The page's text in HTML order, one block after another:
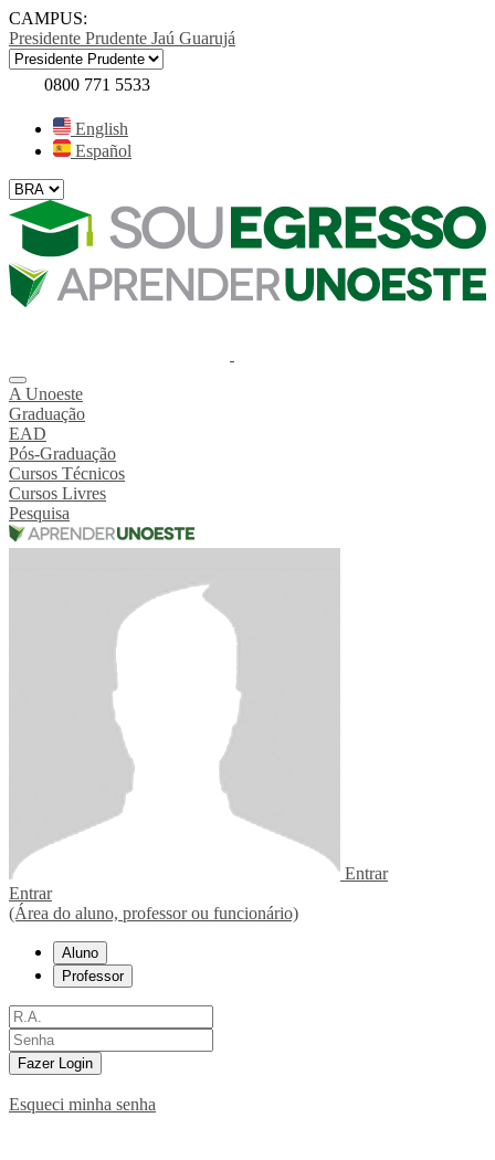
CAMPUS:
Presidente Prudente Jaú Guarujá
0800 771 5533
English
Español
A Unoeste
Graduação
EAD
Pós-Graduação
Cursos Técnicos
Cursos Livres
Pesquisa
Entrar
Entrar
(Área do aluno, professor ou funcionário)
Aluno
Professor
Fazer Login
Esqueci minha senha